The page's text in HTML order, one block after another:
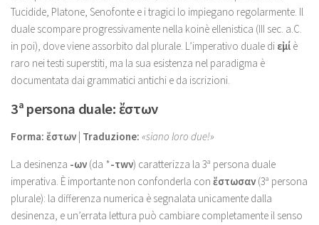
Tucidide, Platone, Senofonte e i tragici lo impiegano regolarmente. Il
duale scompare progressivamente nella koinè ellenistica (III sec. a.C.
in poi), dove viene assorbito dal plurale. L’imperativo duale di εἰμί è
raro nei testi superstiti, ma la sua esistenza nel paradigma è
documentata dai grammatici antichi e da iscrizioni.
3ª persona duale: ἔστων
Forma: ἔστων Traduzione: «siano loro due!»
La desinenza -ων (da *-τwν) caratterizza la 3ª persona duale
imperativa. È importante non confonderla con ἔστωσαν (3ª persona
plurale): la differenza numerica è segnalata unicamente dalla
desinenza, e un’errata lettura può cambiare completamente il senso